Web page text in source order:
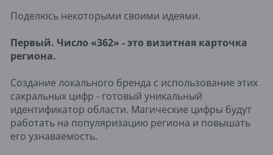
Поделюсь некоторыми своими идеями.
Первый. Число «362» - это визитная карточка
региона.
Создание локального бренда с использование этих
сакральных цифр - готовый уникальный
идентификатор области. Магические цифры будут
работать на популяризацию региона и повышать
его узнаваемость.